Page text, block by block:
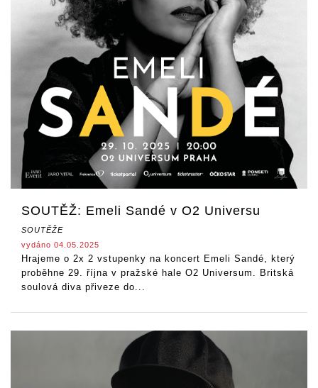
SOUTĚŽ: Emeli Sandé v O2 Universu
SOUTĚŽE
vydáno 04.05.2025
Hrajeme o 2x 2 vstupenky na koncert Emeli Sandé, který
proběhne 29. října v pražské hale O2 Universum. Britská
soulová diva přiveze do...